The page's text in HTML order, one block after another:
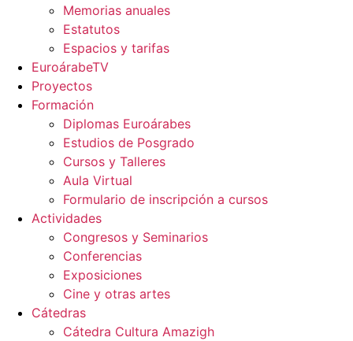
Memorias anuales
Estatutos
Espacios y tarifas
EuroárabeTV
Proyectos
Formación
Diplomas Euroárabes
Estudios de Posgrado
Cursos y Talleres
Aula Virtual
Formulario de inscripción a cursos
Actividades
Congresos y Seminarios
Conferencias
Exposiciones
Cine y otras artes
Cátedras
Cátedra Cultura Amazigh